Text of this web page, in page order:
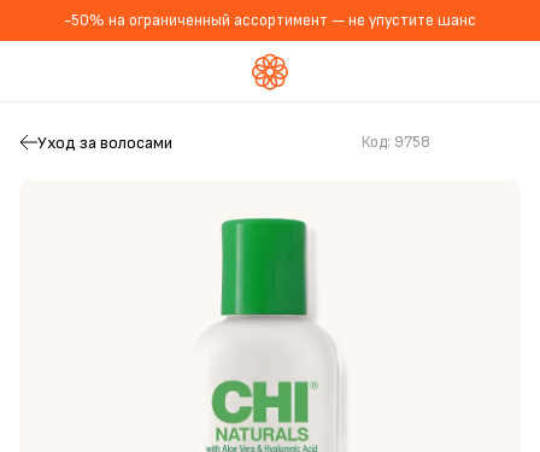
-50% на ограниченный ассортимент — не упустите шанс
Уход за волосами Код: 9758